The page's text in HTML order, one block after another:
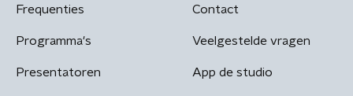
Frequenties
Programma's
Presentatoren
Contact
Veelgestelde vragen
App de studio